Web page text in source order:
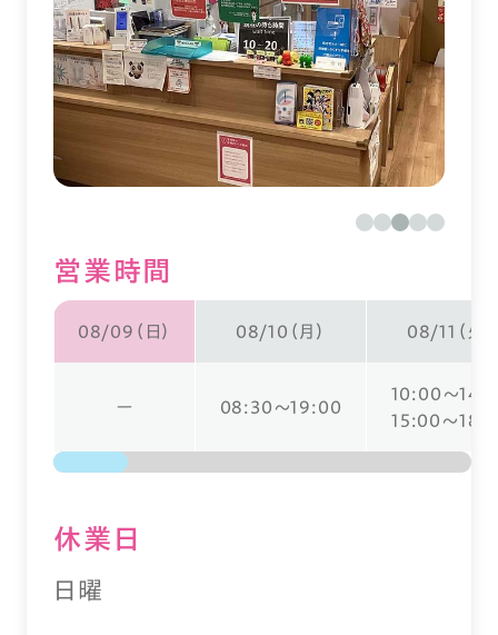
営業時間
08/09（日） 08/10（月） 08/11（火）
ー 08:30～19:00
10:00～
15:00～
休業⽇
日曜